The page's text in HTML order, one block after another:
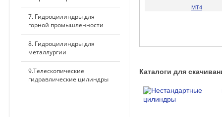
MT4
Каталоги для
7. Гидроцилиндры для
горной промышленности
8. Гидроцилиндры для
металлургии
9.Телескопические
гидравлические цилиндры